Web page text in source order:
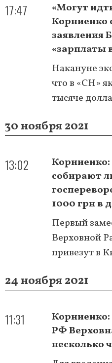
17:47
«Могут
Корниенко
заявления
«зарплаты
Накануне
что в «СН»
тысяче
30 ноября 2021
13:02
Корниенко:
собирают
1000 грн в
Первый
Верховной
привезут в
24 ноября 2021
11:31
Корниенко:
РФ
несколько